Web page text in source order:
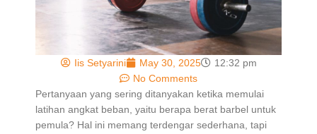
Iis Setyarini May 30, 2025
12:32 pm
No Comments
Pertanyaan yang sering ditanyakan ketika memulai
latihan angkat beban, yaitu berapa berat barbel untuk
pemula? Hal ini memang terdengar sederhana, tapi